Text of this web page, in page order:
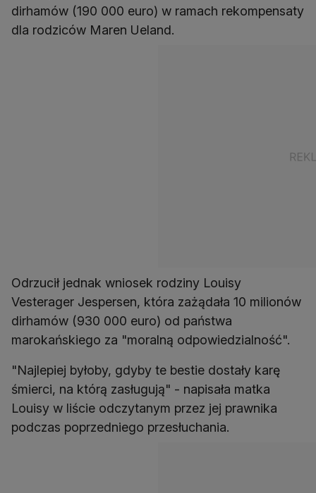
dirhamów (190 000 euro) w ramach rekompensaty
dla rodziców Maren Ueland.
Odrzucił jednak wniosek rodziny Louisy
Vesterager Jespersen, która zażądała 10 milionów
dirhamów (930 000 euro) od państwa
marokańskiego za "moralną odpowiedzialność".
"Najlepiej byłoby, gdyby te bestie dostały karę
śmierci, na którą zasługują" - napisała matka
Louisy w liście odczytanym przez jej prawnika
podczas poprzedniego przesłuchania.